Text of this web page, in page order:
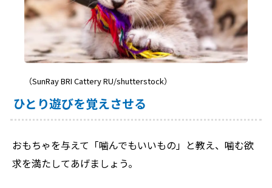
（SunRay BRI Cattery RU/shutterstock）
ひとり遊びを覚えさせる
おもちゃを与えて「噛んでもいいもの」と教え、噛む欲
求を満たしてあげましょう。